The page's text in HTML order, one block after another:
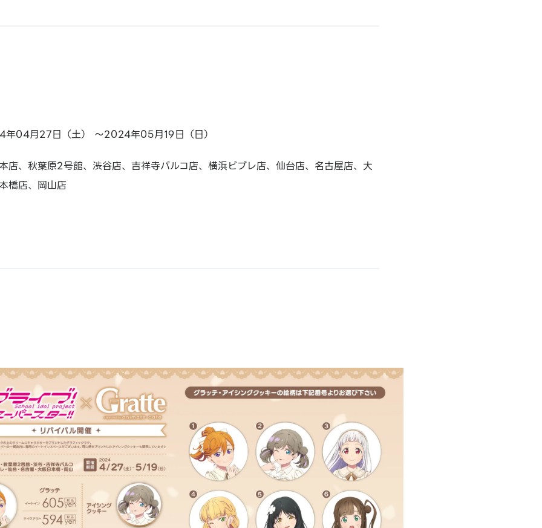
04月27日（土） ～2024年05月19日（日）
店、秋葉原2号館、渋谷店、吉祥寺パルコ店、横浜ビブレ店、仙台店、名古屋店、大
橋店、岡山店